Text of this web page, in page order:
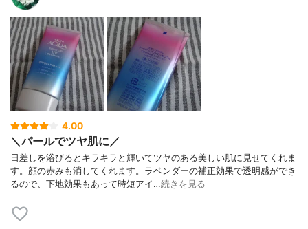
4.00
＼パールでツヤ肌に／
日差しを浴びるとキラキラと輝いてツヤのある美しい肌に見せてくれま
す。顔の赤みも消してくれます。ラベンダーの補正効果で透明感ができ
るので、下地効果もあって時短アイ…続きを見る